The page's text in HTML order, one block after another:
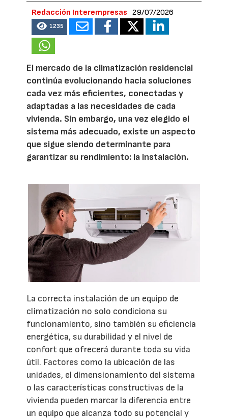
Redacción Interempresas 29/07/2026
1235
El mercado de la climatización residencial
continúa evolucionando hacia soluciones
cada vez más eficientes, conectadas y
adaptadas a las necesidades de cada
vivienda. Sin embargo, una vez elegido el
sistema más adecuado, existe un aspecto
que sigue siendo determinante para
garantizar su rendimiento: la instalación.
La correcta instalación de un equipo de
climatización no solo condiciona su
funcionamiento, sino también su eficiencia
energética, su durabilidad y el nivel de
confort que ofrecerá durante toda su vida
útil. Factores como la ubicación de las
unidades, el dimensionamiento del sistema
o las características constructivas de la
vivienda pueden marcar la diferencia entre
un equipo que alcanza todo su potencial y